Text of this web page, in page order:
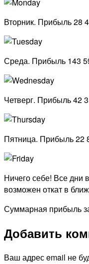
Вторник. Прибыль 28
Среда. Прибыль 143
Четверг. Прибыль 42
Пятница. Прибыль 22
Ничего себе! Все дни
возможен откат в
Суммарная прибыль
Добавить
Ваш адрес email не